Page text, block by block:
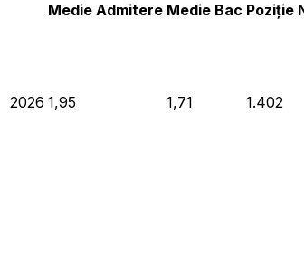
Medie Admitere Medie Bac Poziție
2026 1,95 1,71 1.402